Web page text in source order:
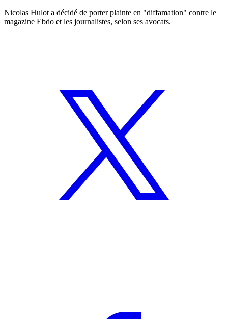
Nicolas Hulot a décidé de porter plainte en "diffamation" contre le
magazine Ebdo et les journalistes, selon ses avocats.